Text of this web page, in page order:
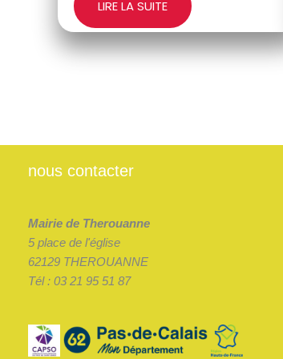
LIRE LA SUITE
nous contacter
Mairie de Therouanne
5 place de l'église
62129 THEROUANNE
Tél : 03 21 95 51 87